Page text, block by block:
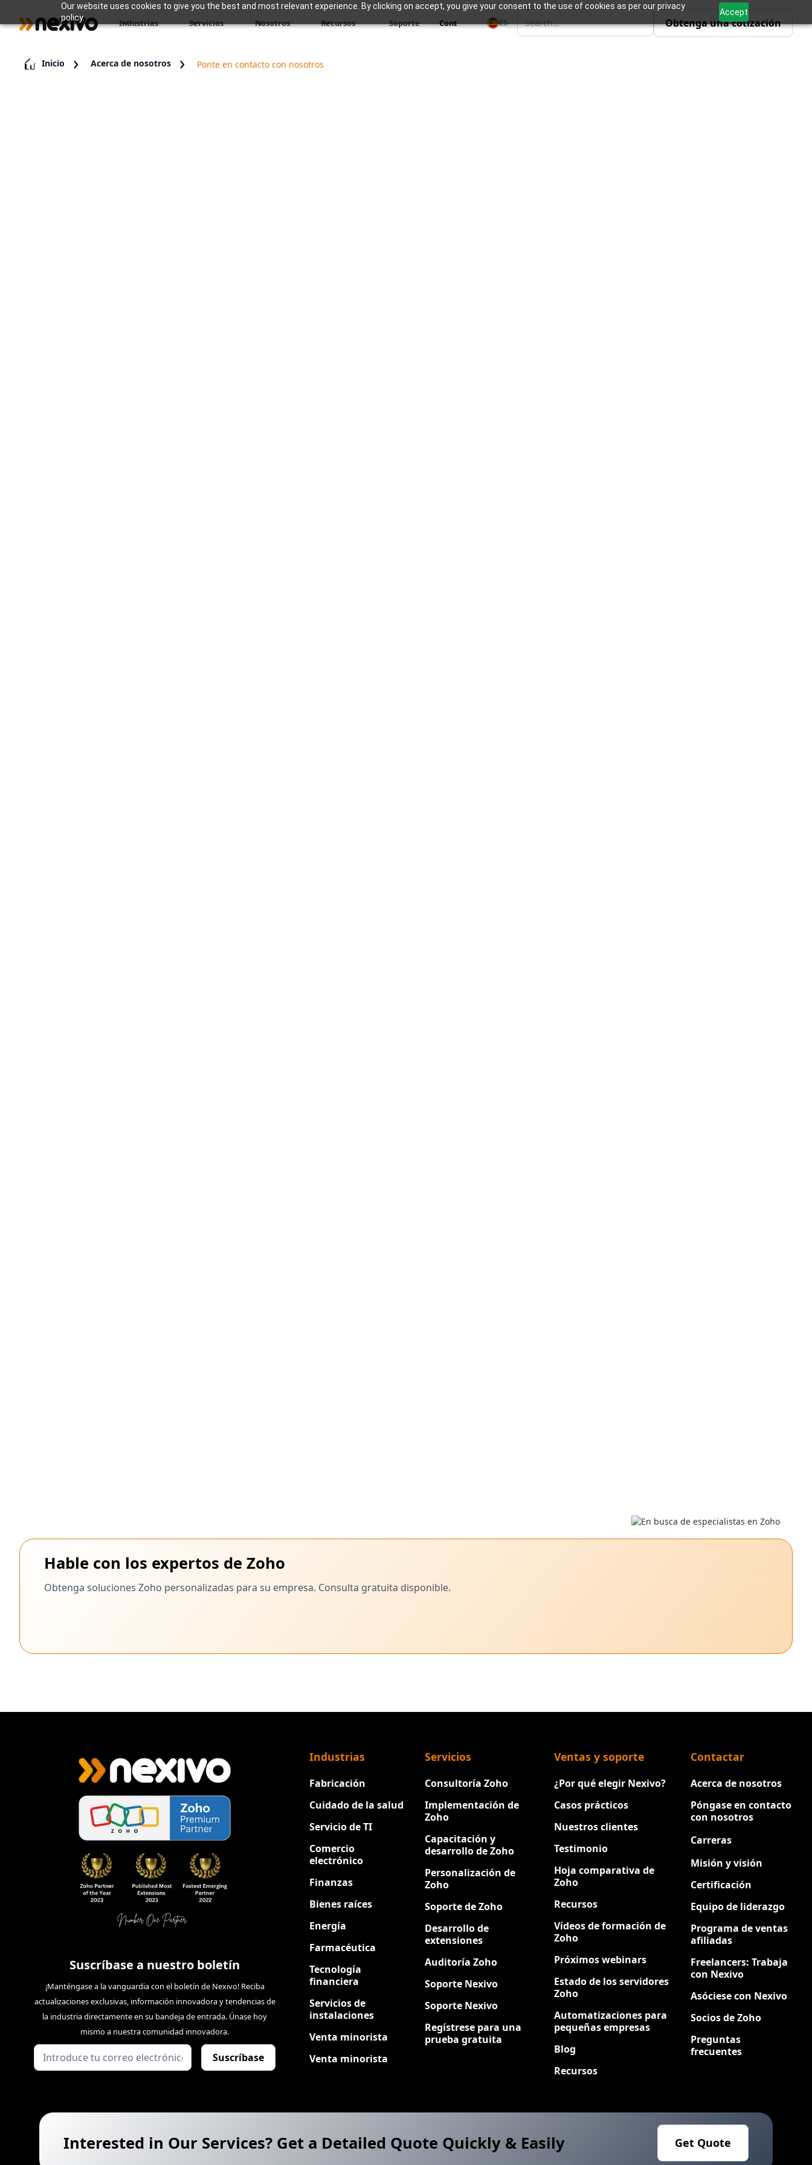
Our website uses cookies to give you the best and most relevant experience. By clicking on accept, you give your consent to the use of cookies as per our privacy
policy.
Accept
Industrias Servicios Nosotros Recursos Soporte Cont ES Obtenga una cotización
Inicio Acerca de nosotros Ponte en contacto con nosotros
Hable con los expertos de Zoho
Obtenga soluciones Zoho personalizadas para su empresa. Consulta gratuita disponible.
Suscríbase a nuestro boletín
¡Manténgase a la vanguardia con el boletín de Nexivo! Reciba
actualizaciones exclusivas, información innovadora y tendencias de
la industria directamente en su bandeja de entrada. Únase hoy
mismo a nuestra comunidad innovadora.
Industrias
Fabricación
Cuidado de la salud
Servicio de TI
Comercio
electrónico
Finanzas
Bienes raíces
Energía
Farmacéutica
Tecnología
financiera
Servicios de
instalaciones
Venta minorista
Venta minorista
Servicios
Consultoría Zoho
Implementación de
Zoho
Capacitación y
desarrollo de Zoho
Personalización de
Zoho
Soporte de Zoho
Desarrollo de
extensiones
Auditoría Zoho
Soporte Nexivo
Soporte Nexivo
Regístrese para una
prueba gratuita
Ventas y soporte
¿Por qué elegir Nexivo?
Casos prácticos
Nuestros clientes
Testimonio
Hoja comparativa de
Zoho
Recursos
Vídeos de formación de
Zoho
Próximos webinars
Estado de los servidores
Zoho
Automatizaciones para
pequeñas empresas
Blog
Recursos
Contactar
Acerca de nosotros
Póngase en contacto
con nosotros
Carreras
Misión y visión
Certificación
Equipo de liderazgo
Programa de ventas
afiliadas
Freelancers: Trabaja
con Nexivo
Asóciese con Nexivo
Socios de Zoho
Preguntas
frecuentes
Interested in Our Services? Get a Detailed Quote Quickly & Easily Get Quote